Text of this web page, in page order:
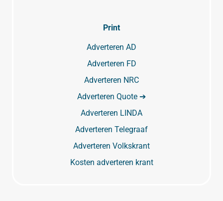
Print
Adverteren AD
Adverteren FD
Adverteren NRC
Adverteren Quote ➔
Adverteren LINDA
Adverteren Telegraaf
Adverteren Volkskrant
Kosten adverteren krant